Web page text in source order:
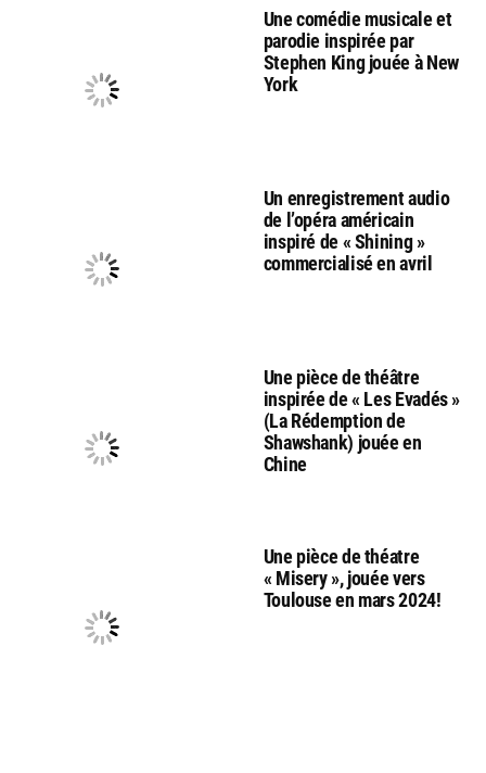
Une comédie musicale et
parodie inspirée par
Stephen King jouée à New
York
Un enregistrement audio
de l’opéra américain
inspiré de « Shining »
commercialisé en avril
Une pièce de théâtre
inspirée de « Les Evadés »
(La Rédemption de
Shawshank) jouée en
Chine
Une pièce de théatre
« Misery », jouée vers
Toulouse en mars 2024!